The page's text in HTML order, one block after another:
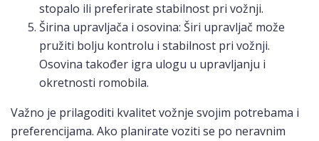
stopalo ili preferirate stabilnost pri vožnji.
Širina upravljača i osovina: Širi upravljač može
pružiti bolju kontrolu i stabilnost pri vožnji.
Osovina također igra ulogu u upravljanju i
okretnosti romobila.
Važno je prilagoditi kvalitet vožnje svojim potrebama i
preferencijama. Ako planirate voziti se po neravnim